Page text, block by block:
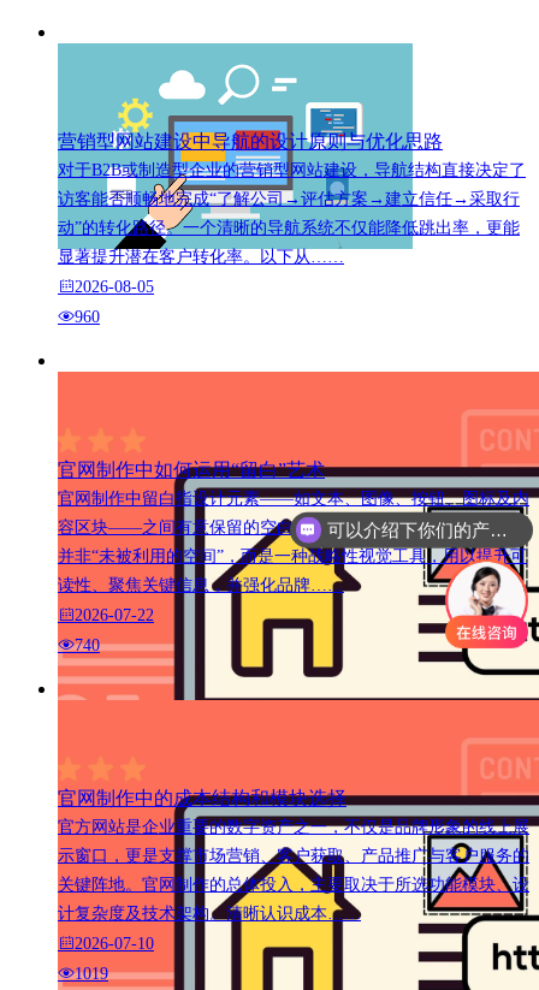
营销型网站建设中导航的设计原则与优化思路
对于B2B或制造型企业的营销型网站建设，导航结构直接决定了
访客能否顺畅地完成“了解公司→评估方案→建立信任→采取行
动”的转化路径。一个清晰的导航系统不仅能降低跳出率，更能
显著提升潜在客户转化率。以下从……
2026-08-05
960
官网制作中如何运用“留白”艺术
官网制作中留白指设计元素——如文本、图像、按钮、图标及内
容区块——之间有意保留的空白区域。在官方网站设计中，留白
并非“未被利用的空间”，而是一种战略性视觉工具，用以提升可
读性、聚焦关键信息，并强化品牌……
2026-07-22
740
官网制作中的成本结构和模块选择
官方网站是企业重要的数字资产之一，不仅是品牌形象的线上展
示窗口，更是支撑市场营销、客户获取、产品推广与客户服务的
关键阵地。官网制作的总体投入，主要取决于所选功能模块、设
计复杂度及技术架构。清晰认识成本……
2026-07-10
1019
可以介绍下你们的产品么